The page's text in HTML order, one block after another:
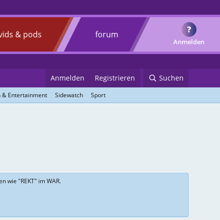
& pods forum
Anmelden
?
Anmelden Registrieren Suchen
& Entertainment Sidewatch Sport
wie "REKT" im WAR.